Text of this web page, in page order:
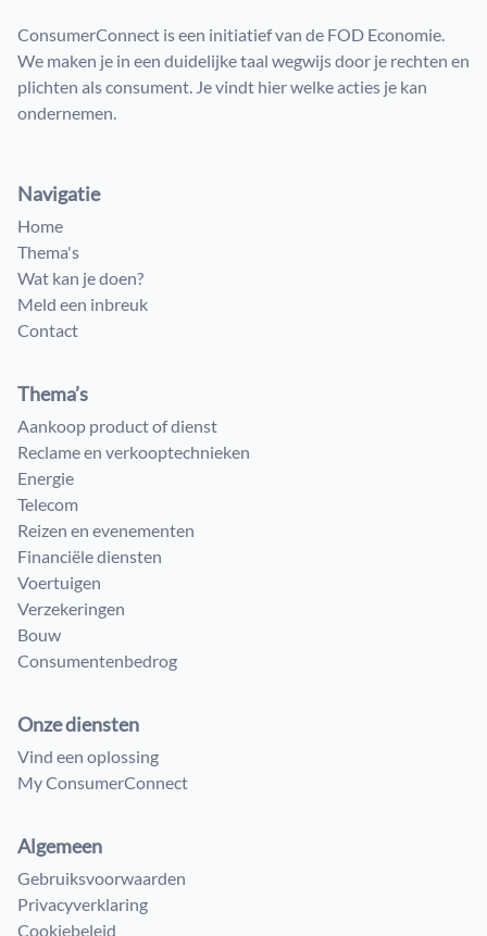
ConsumerConnect is een initiatief van de FOD Economie.
We maken je in een duidelijke taal wegwijs door je rechten en
plichten als consument. Je vindt hier welke acties je kan
ondernemen.
Navigatie
Home
Thema's
Wat kan je doen?
Meld een inbreuk
Contact
Thema’s
Aankoop product of dienst
Reclame en verkooptechnieken
Energie
Telecom
Reizen en evenementen
Financiële diensten
Voertuigen
Verzekeringen
Bouw
Consumenten​bedrog
Onze diensten
Vind een oplossing
My ConsumerConnect
Algemeen
Gebruiksvoorwaarden
Privacyverklaring
Cookiebeleid